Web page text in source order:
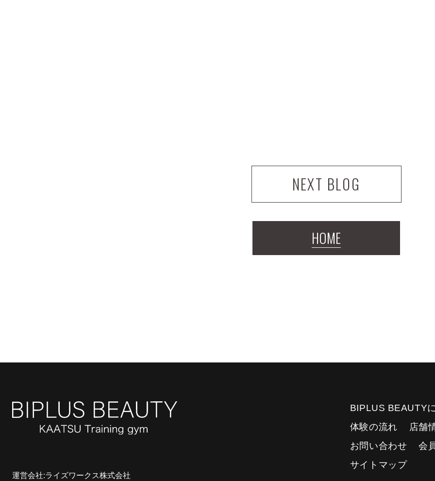
NEXT BLOG
HOME
運営会社:ライズワークス株式会社
BIPLUS BEAUTY
体験の流れ
店舗
お問い合わせ
会
サイトマップ